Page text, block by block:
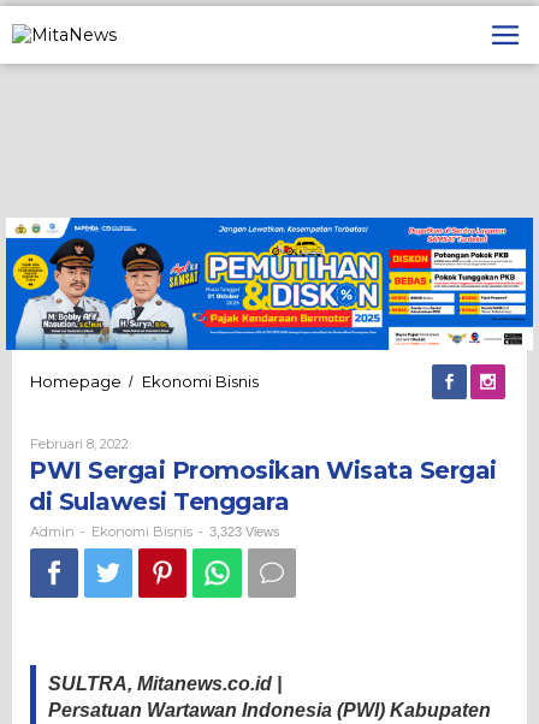
ke
konten
Homepage / Ekonomi BisnisPWI
Sergai
Sulawesi
Tenggara
Februari 8, 2022
Admin
PWI Sergai Promosikan Wisata Sergai
di Sulawesi Tenggara
Admin - Ekonomi Bisnis - 3,323 Views
SULTRA, Mitanews.co.id |
Persatuan Wartawan Indonesia (PWI) Kabupaten